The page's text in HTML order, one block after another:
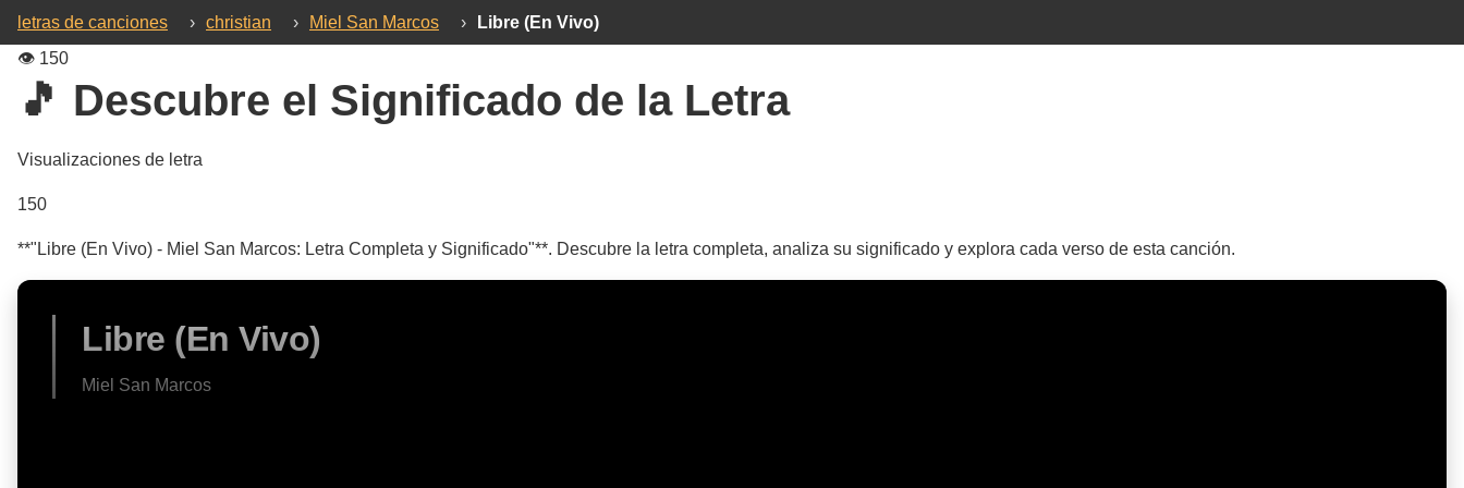
letras de canciones › christian › Miel San Marcos ›
Libre (En Vivo)
👁️ 150
🎵 Descubre el Significado de la Letra
Visualizaciones de letra
150
**"Libre (En Vivo) - Miel San Marcos: Letra Completa y Significado"**. Descubre la letra completa, analiza su significado y explora cada verso de esta canción.
Libre (En Vivo)
Miel San Marcos